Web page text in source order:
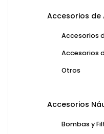
Accesorios de
Accesorios
Accesorios
Otros
Accesorios
Bombas y